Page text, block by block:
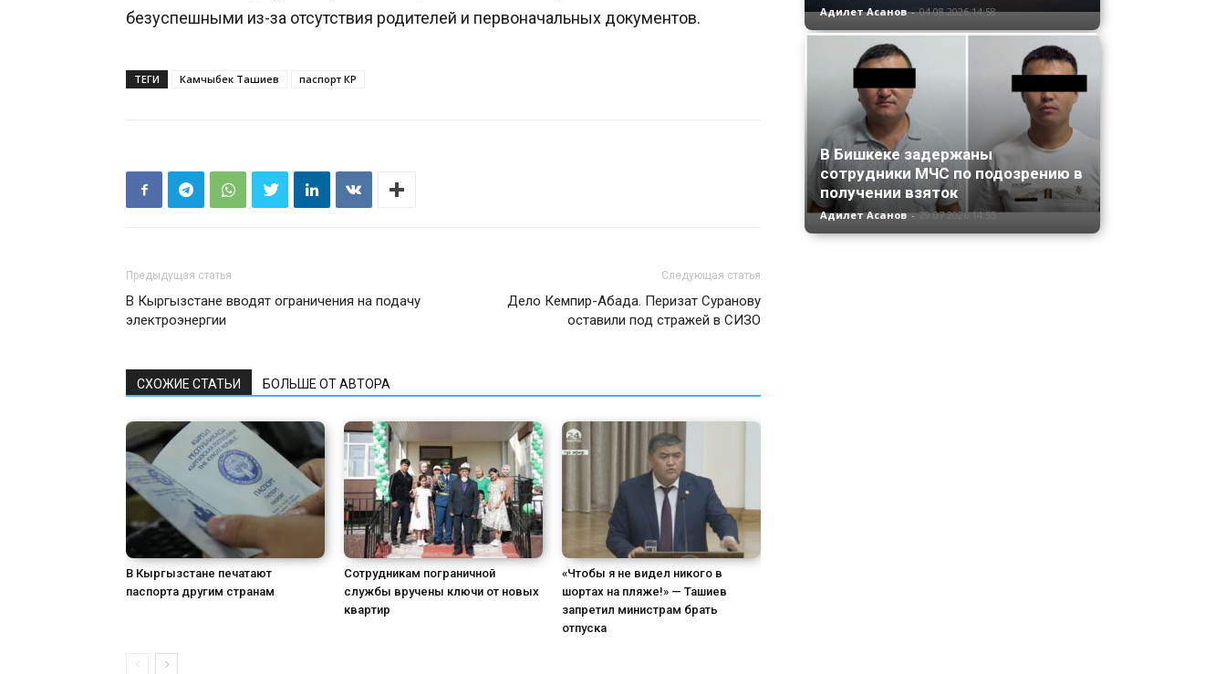
безуспешными из-за отсутствия родителей и первоначальных документов.
ТЕГИ Камчыбек Ташиев паспорт КР
Предыдущая статья
В Кыргызстане вводят ограничения на подачу
электроэнергии
Следующая статья
Дело Кемпир-Абада. Перизат Суранову
оставили под стражей в СИЗО
СХОЖИЕ СТАТЬИ БОЛЬШЕ ОТ АВТОРА
В Кыргызстане печатают
паспорта другим странам
Сотрудникам пограничной
службы вручены ключи от новых
квартир
«Чтобы я не видел никого в
шортах на пляже!» — Ташиев
запретил министрам брать
отпуска
Адилет Асанов - 04.08.2026 14:58
В Бишкеке задержаны
сотрудники МЧС по подозрению в
получении взяток
Адилет Асанов - 29.07.2026 14:55